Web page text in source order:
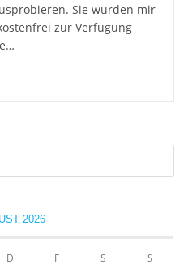
Sie wurden mir
zur Verfügung
2026
D F S S